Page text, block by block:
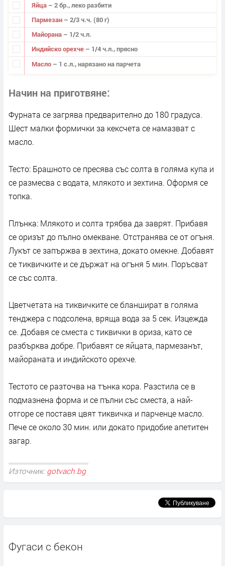
Яйца – 2 бр., леко разбити
Пармезан – 2/3 ч.ч. (80 г)
Майорана – 1/2 ч.л.
Индийско орехче – 1/4 ч.л., прясно
Масло – 1 с.л., нарязано на парчета
Начин на приготвяне
Фурната се загрява предварително до 180 градуса.
Шест малки формички за кексчета се намазват с
масло.
Тесто: Брашното се пресява със солта в голяма купа и
се размесва с водата, млякото и зехтина. Оформя се
топка.
Плънка: Млякото и солта трябва да заврят. Прибавя
се оризът до пълно омекване. Отстранява се от огъня.
Лукът се запържва в зехтина, докато омекне. Добавят
се тиквичките и се държат на огъня 5 мин. Поръсват
се със солта.
Цветчетата на тиквичките се бланшират в голяма
тенджера с подсолена, вряща вода за 5 сек. Изцежда
се. Добавя се сместа с тиквички в ориза, като се
разбърква добре. Прибавят се яйцата, пармезанът,
майораната и индийското орехче.
Тестото се разточва на тънка кора. Разстила се в
подмазнена форма и се пълни със сместа, а най-
отгоре се поставя цвят тиквичка и парченце масло.
Пече се около 30 мин. или докато придобие апетитен
загар.
Източник: gotvach.bg
Фугаси с бекон